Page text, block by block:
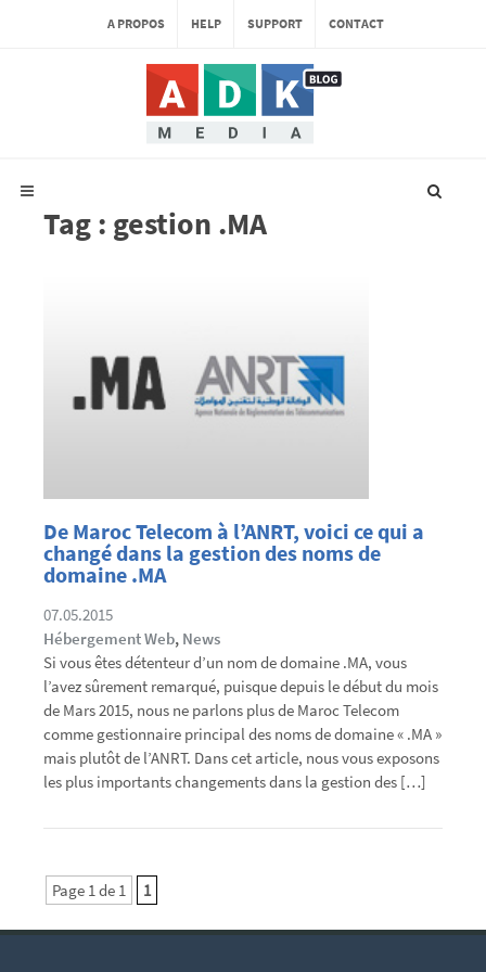
A PROPOS HELP SUPPORT CONTACT
Tag : gestion .MA
De Maroc Telecom à l’ANRT, voici ce qui a
changé dans la gestion des noms de
domaine .MA
07.05.2015
Hébergement Web, News
Si vous êtes détenteur d’un nom de domaine .MA, vous
l’avez sûrement remarqué, puisque depuis le début du mois
de Mars 2015, nous ne parlons plus de Maroc Telecom
comme gestionnaire principal des noms de domaine « .MA »
mais plutôt de l’ANRT. Dans cet article, nous vous exposons
les plus importants changements dans la gestion des […]
Page 1 de 1 1